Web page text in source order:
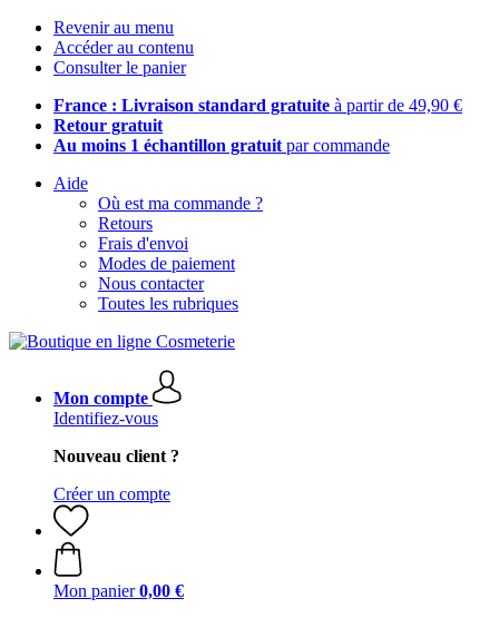
Revenir au menu
Accéder au contenu
Consulter le panier
France : Livraison standard gratuite à partir de 49,90 €
Retour gratuit
Au moins 1 échantillon gratuit par commande
Aide
Où est ma commande ?
Retours
Frais d'envoi
Modes de paiement
Nous contacter
Toutes les rubriques
Mon compte
Identifiez-vous
Nouveau client ?
Créer un compte
Mon panier 0,00 €